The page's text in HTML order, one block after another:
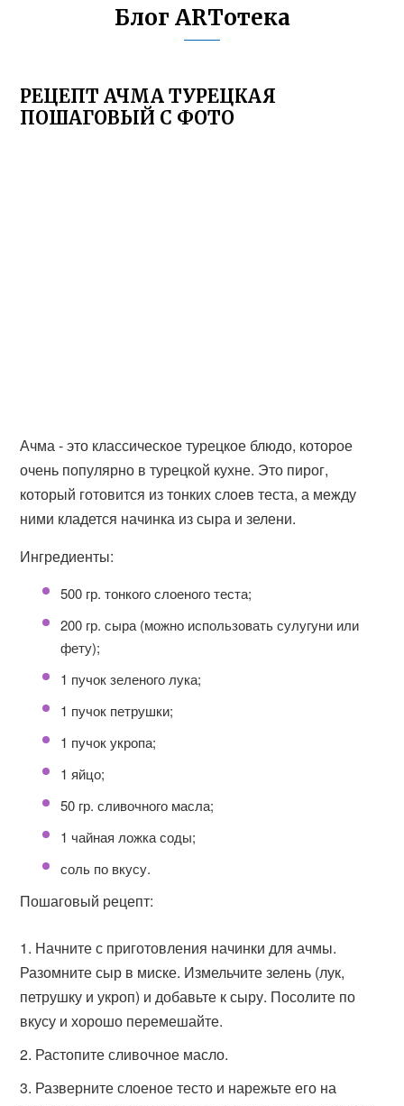
Блог ARTотека
РЕЦЕПТ АЧМА ТУРЕЦКАЯ
ПОШАГОВЫЙ С ФОТО
Ачма - это классическое турецкое блюдо, которое
очень популярно в турецкой кухне. Это пирог,
который готовится из тонких слоев теста, а между
ними кладется начинка из сыра и зелени.
Ингредиенты:
500 гр. тонкого слоеного теста;
200 гр. сыра (можно использовать сулугуни или
фету);
1 пучок зеленого лука;
1 пучок петрушки;
1 пучок укропа;
1 яйцо;
50 гр. сливочного масла;
1 чайная ложка соды;
соль по вкусу.
Пошаговый рецепт:
Начните с приготовления начинки для ачмы.
Разомните сыр в миске. Измельчите зелень (лук,
петрушку и укроп) и добавьте к сыру. Посолите по
вкусу и хорошо перемешайте.
Растопите сливочное масло.
Разверните слоеное тесто и нарежьте его на